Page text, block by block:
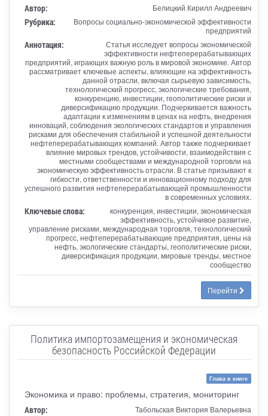
Автор: Белицкий Кирилл Андреевич
Рубрика:
Вопросы социально-экономической эффективности
предприятий
Аннотация:
Статья исследует вопросы экономической
эффективности нефтеперерабатывающих
предприятий, играющих важную роль в мировой экономике. Автор
рассматривает ключевые аспекты, влияющие на эффективность
данной отрасли, включая сырьевую зависимость,
технологический прогресс, экологические требования,
конкуренцию, инвестиции, геополитические риски и
диверсификацию продукции. Подчеркивается важность
адаптации к изменениям в ценах на нефть, внедрения
инноваций, соблюдения экологических стандартов и управления
рисками для обеспечения стабильной и успешной деятельности
нефтеперерабатывающих компаний. Автор также подчеркивает
влияние мировых трендов, устойчивости, взаимодействия с
местными сообществами и международной торговли на
экономическую эффективность отрасли. В статье призывают к
гибкости, ответственности и инновационному подходу для
успешного развития нефтеперерабатывающей промышленности
в современных условиях.
Ключевые слова:
конкуренция, инвестиции, экономическая
эффективность, устойчивое развитие,
управление рисками, международная торговля, технологический
прогресс, нефтеперерабатывающие предприятия, цены на
нефть, экологические стандарты, геополитические риски,
диверсификация продукции, мировые тренды, местное
сообщество
Перейти
Политика импортозамещения и экономическая
безопасность Российской Федерации
Глава в книге
Экономика и право: проблемы, стратегия, мониторинг
Автор: Табольская Виктория Валерьевна